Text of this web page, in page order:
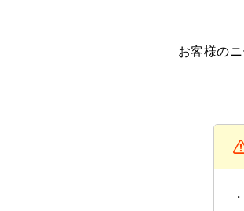
お客様の